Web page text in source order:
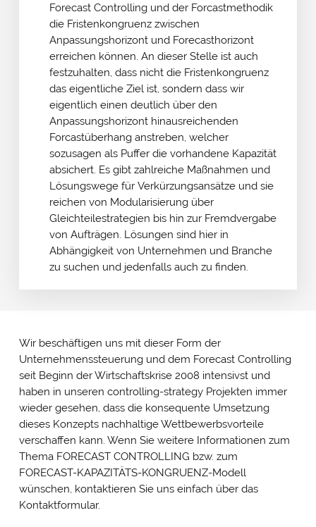
Forecast Controlling und der Forcastmethodik
die Fristenkongruenz zwischen
Anpassungshorizont und Forecasthorizont
erreichen können. An dieser Stelle ist auch
festzuhalten, dass nicht die Fristenkongruenz
das eigentliche Ziel ist, sondern dass wir
eigentlich einen deutlich über den
Anpassungshorizont hinausreichenden
Forcastüberhang anstreben, welcher
sozusagen als Puffer die vorhandene Kapazität
absichert. Es gibt zahlreiche Maßnahmen und
Lösungswege für Verkürzungsansätze und sie
reichen von Modularisierung über
Gleichteilestrategien bis hin zur Fremdvergabe
von Aufträgen. Lösungen sind hier in
Abhängigkeit von Unternehmen und Branche
zu suchen und jedenfalls auch zu finden.
Wir beschäftigen uns mit dieser Form der
Unternehmenssteuerung und dem Forecast Controlling
seit Beginn der Wirtschaftskrise 2008 intensivst und
haben in unseren controlling-strategy Projekten immer
wieder gesehen, dass die konsequente Umsetzung
dieses Konzepts nachhaltige Wettbewerbsvorteile
verschaffen kann. Wenn Sie weitere Informationen zum
Thema FORECAST CONTROLLING bzw. zum
FORECAST-KAPAZITÄTS-KONGRUENZ-Modell
wünschen, kontaktieren Sie uns einfach über das
Kontaktformular.